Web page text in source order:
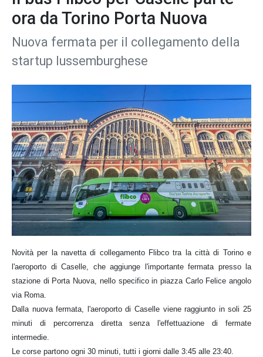
ora da Torino Porta Nuova
Nuova fermata per il collegamento della
startup lussemburghese
Novità per la navetta di collegamento Flibco tra la città di Torino e
l'aeroporto di Caselle, che aggiunge l'importante fermata presso la
stazione di Porta Nuova, nello specifico in piazza Carlo Felice angolo
via Roma.
Dalla nuova fermata, l'aeroporto di Caselle viene raggiunto in soli 25
minuti di percorrenza diretta senza l'effettuazione di fermate
intermedie.
Le corse partono ogni 30 minuti, tutti i giorni dalle 3:45 alle 23:40.